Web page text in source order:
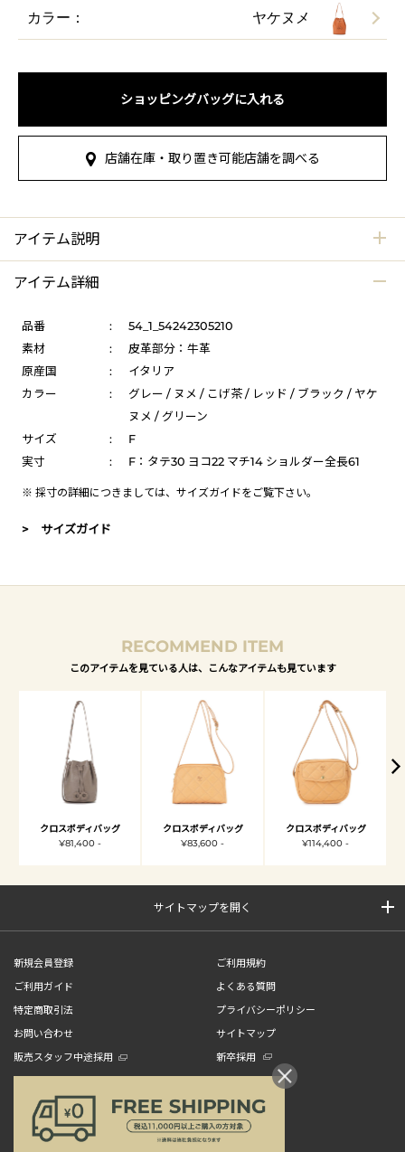
カラー： ヤケヌメ
ショッピングバッグに入れる
店舗在庫・取り置き可能店舗を調べる
アイテム説明
アイテム詳細
品番 :
54_1_54242305210
素材
:
皮革部分：牛革
原産国
:
イタリア
カラー
:
グレー / ヌメ / こげ茶 / レッド / ブラック / ヤケ
ヌメ / グリーン
サイズ
:
F
実寸
: F：タテ30 ヨコ22 マチ14 ショルダー全長61
※ 採寸の詳細につきましては、 サイズガイドをご覧下さい。
> サイズガイド
RECOMMEND ITEM
このアイテムを見ている人は、こんなアイテムも見ています
クロスボディバッグ
¥81,400 -
クロスボディバッグ
¥83,600 -
クロスボディバッグ
¥114,400 -
サイトマップを開く
新規会員登録
ご利用規約
ご利用ガイド
よくある質問
特定商取引法
プライバシーポリシー
お問い合わせ
サイトマップ
販売スタッフ中途採用
新卒採用